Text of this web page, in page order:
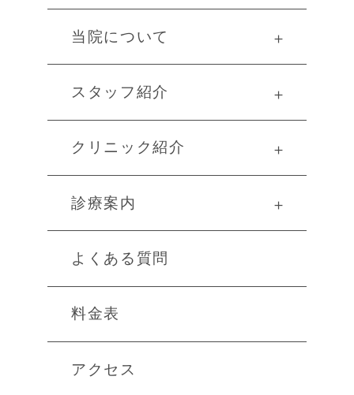
当院について ＋
スタッフ紹介 ＋
クリニック紹介 ＋
診療案内 ＋
よくある質問
料金表
アクセス